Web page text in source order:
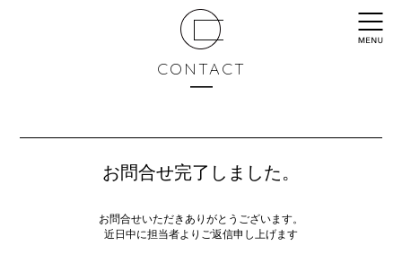
CONTACT
お問合せ完了しました。
お問合せいただきありがとうございます。
近日中に担当者よりご返信申し上げます